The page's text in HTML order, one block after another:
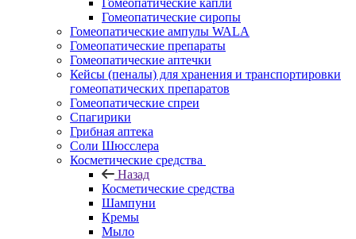
Гомеопатические капли
Гомеопатические сиропы
Гомеопатические ампулы WALA
Гомеопатические препараты
Гомеопатические аптечки
Кейсы (пеналы) для хранения и транспортировки
гомеопатических препаратов
Гомеопатические спреи
Спагирики
Грибная аптека
Соли Шюсслера
Косметические средства
Назад
Косметические средства
Шампуни
Кремы
Мыло